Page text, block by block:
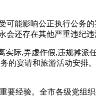
能影响公正执行公务
还存在其他严重违纪
实际,弄虚作假,违规摊
的宴请和旅游活动安
要经验。全市各级党